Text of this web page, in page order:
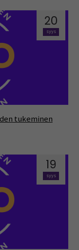
20
syys
tukeminen
19
syys